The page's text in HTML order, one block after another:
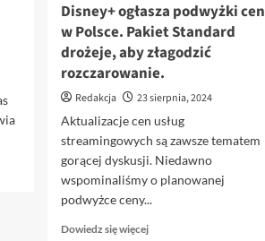
Disney+ ogłasza podwyżki cen
w Polsce. Pakiet Standard
drożeje, aby złagodzić
rozczarowanie.
Redakcja
23 sierpnia, 2024
Aktualizacje cen usług
streamingowych są zawsze tematem
gorącej dyskusji. Niedawno
wspominaliśmy o planowanej
podwyżce ceny...
Dowiedz się więcejDowiedz